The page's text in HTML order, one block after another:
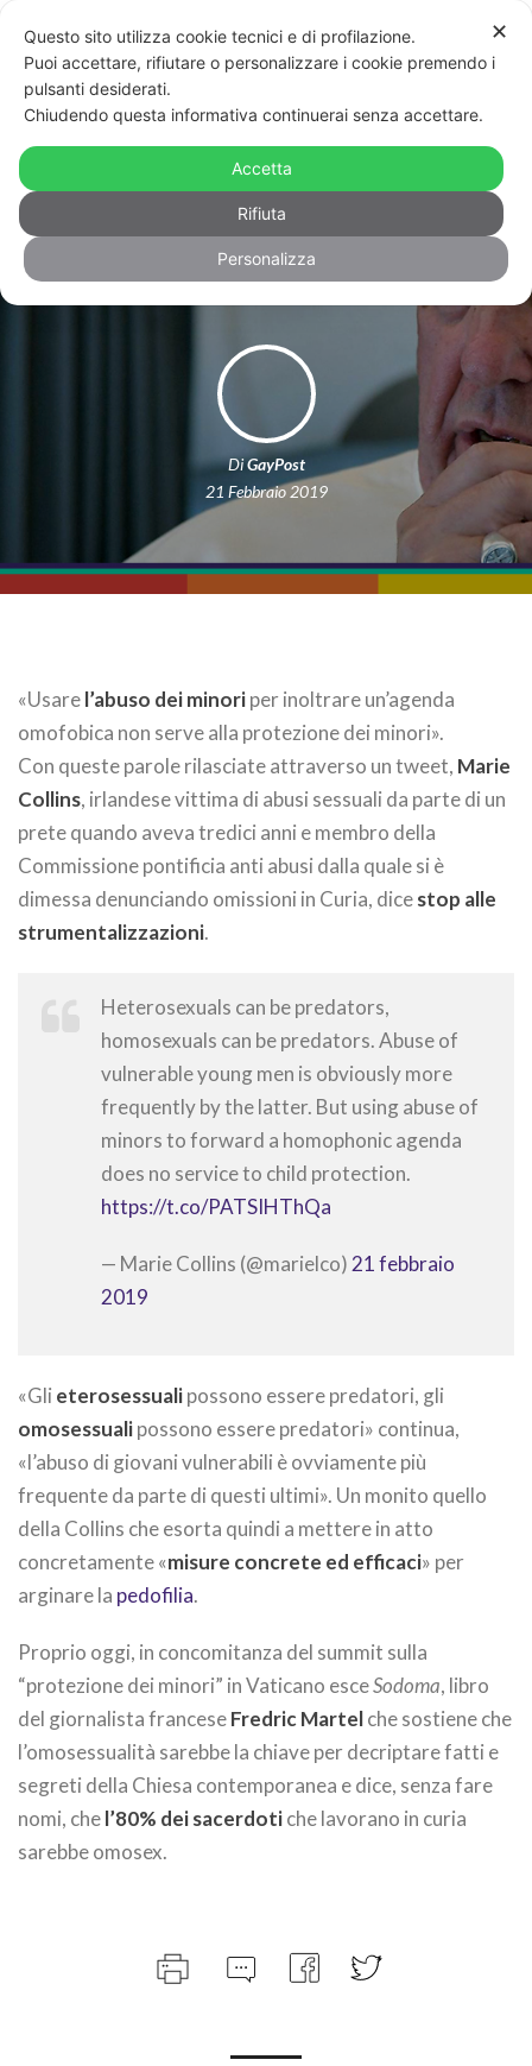
“Sfruttare la pedofilia per attaccare
gli omosessuali non ci protegge”,
l’attacco di una vittima della Chiesa
al Vaticano
DiGayPost
21 Febbraio 2019
«Usarel’abuso dei minoriper inoltrare un’agenda
omofobica non serve alla protezione dei minori».
Con queste parole rilasciate attraverso un tweet, Marie
Collins, irlandese vittima di abusi sessuali da parte di un
prete quando aveva tredici anni e membro della
Commissione pontificia anti abusi dalla quale si è
dimessa denunciando omissioni in Curia, dicestop alle
strumentalizzazioni.
Heterosexuals can be predators,
homosexuals can be predators. Abuse of
vulnerable young men is obviously more
frequently by the latter. But using abuse of
minors to forward a homophonic agenda
does no service to child protection.
https://t.co/PATSIHThQa
— Marie Collins (@marielco) 21 febbraio
2019
«Gli eterosessualipossono essere predatori, gli
omosessualipossono essere predatori» continua,
«l’abuso di giovani vulnerabili è ovviamente più
frequente da parte di questi ultimi». Un monito quello
della Collins che esorta quindi a mettere in atto
concretamente «misure concrete ed efficaci» per
arginare la pedofilia.
Proprio oggi, in concomitanza del summit sulla
“protezione dei minori” in Vaticano esceSodoma, libro
del giornalista franceseFredric Martelche sostiene che
l’omosessualità sarebbe la chiave per decriptare fatti e
segreti della Chiesa contemporanea e dice, senza fare
nomi, chel’80% dei sacerdotiche lavorano in curia
sarebbe omosex.
✕
Questo sito utilizza cookie tecnici e di profilazione.
Puoi accettare, rifiutare o personalizzare i cookie premendo i
pulsanti desiderati.
Chiudendo questa informativa continuerai senza accettare.
Accetta
Rifiuta
Personalizza